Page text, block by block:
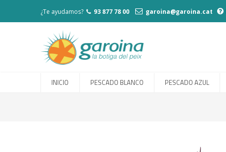
¿Te ayudamos? 93 877 78 00 garoina@garoina.cat
INICIO PESCADO BLANCO PESCADO AZUL